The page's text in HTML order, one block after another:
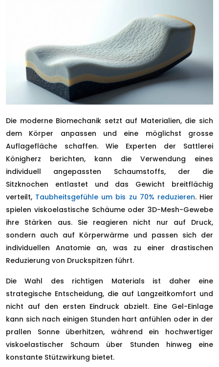
Die moderne Biomechanik setzt auf Materialien, die sich
dem Körper anpassen und eine möglichst grosse
Auflagefläche schaffen. Wie Experten der Sattlerei
Königherz berichten, kann die Verwendung eines
individuell angepassten Schaumstoffs, der die
Sitzknochen entlastet und das Gewicht breitflächig
verteilt, Taubheitsgefühle um bis zu 70% reduzieren. Hier
spielen viskoelastische Schäume oder 3D-Mesh-Gewebe
ihre Stärken aus. Sie reagieren nicht nur auf Druck,
sondern auch auf Körperwärme und passen sich der
individuellen Anatomie an, was zu einer drastischen
Reduzierung von Druckspitzen führt.
Die Wahl des richtigen Materials ist daher eine
strategische Entscheidung, die auf Langzeitkomfort und
nicht auf den ersten Eindruck abzielt. Eine Gel-Einlage
kann sich nach einigen Stunden hart anfühlen oder in der
prallen Sonne überhitzen, während ein hochwertiger
viskoelastischer Schaum über Stunden hinweg eine
konstante Stützwirkung bietet.